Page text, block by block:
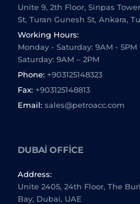
Unite 9, 2th Floor, Sinpas
St, Turan Gunesh St, Ankara,
Working Hours:
Monday - Saturday: 9AM - 5PM
Saturday: 9AM – 2PM
Phone: +903125148323
Fax: +903125148813
Email: sales@petroacc.com
DUBAI OFFICE
Address:
Unite 2405, 24th Floor, The
Bay, Dubai, UAE